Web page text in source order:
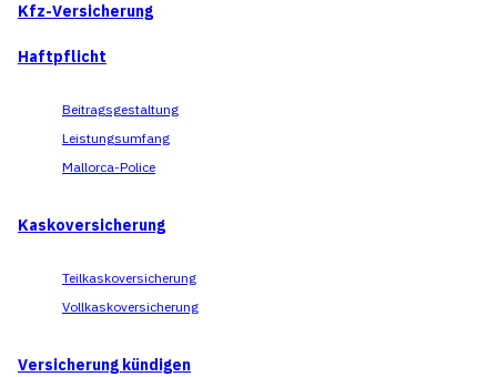
Kfz-Versicherung
Haftpflicht
Beitragsgestaltung
Leistungsumfang
Mallorca-Police
Kaskoversicherung
Teilkaskoversicherung
Vollkaskoversicherung
Versicherung kündigen